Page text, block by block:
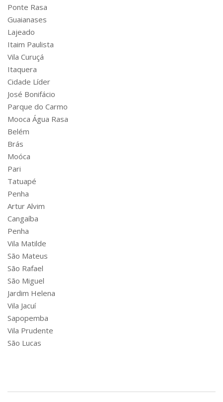
Ponte Rasa
Guaianases
Lajeado
Itaim Paulista
Vila Curuçá
Itaquera
Cidade Líder
José Bonifácio
Parque do Carmo
Mooca Água Rasa
Belém
Brás
Moóca
Pari
Tatuapé
Penha
Artur Alvim
Cangaíba
Penha
Vila Matilde
São Mateus
São Rafael
São Miguel
Jardim Helena
Vila Jacuí
Sapopemba
Vila Prudente
São Lucas